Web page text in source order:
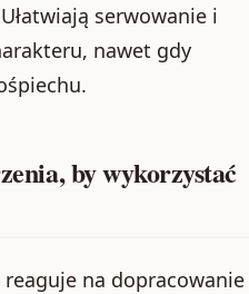
serwowanie i
nawet gdy
by wykorzystać
na dopracowanie